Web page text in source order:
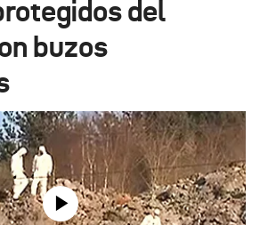
Ikusmiran
Eguraldia
del
buzos